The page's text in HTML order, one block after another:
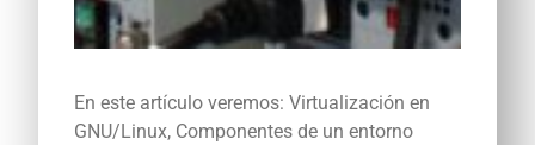
En este artículo veremos: Virtualización en
GNU/Linux, Componentes de un entorno